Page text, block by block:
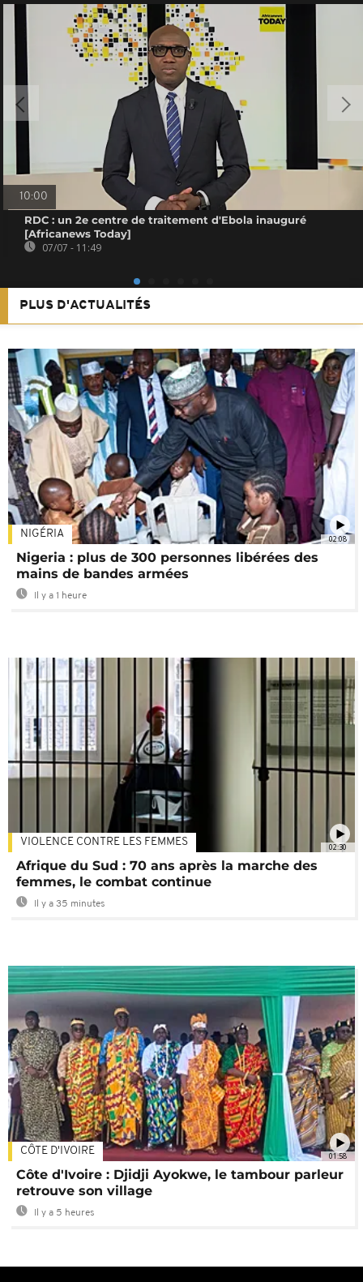
10:00
RDC : un 2e centre de traitement d'Ebola inauguré
[Africanews Today]
07/07 - 11:49
PLUS D'ACTUALITÉS
02:08
NIGÉRIA
Nigeria : plus de 300 personnes libérées des
mains de bandes armées
Il y a 1 heure
02:30
VIOLENCE CONTRE LES FEMMES
Afrique du Sud : 70 ans après la marche des
femmes, le combat continue
Il y a 35 minutes
01:58
CÔTE D'IVOIRE
Côte d'Ivoire : Djidji Ayokwe, le tambour parleur
retrouve son village
Il y a 5 heures